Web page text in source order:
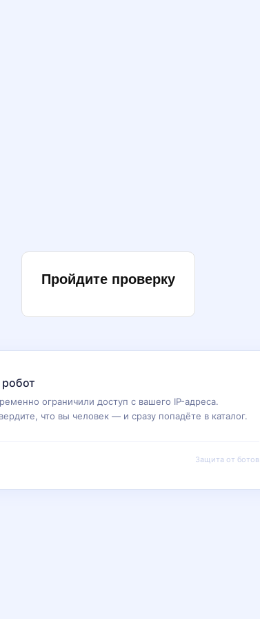
Пройдите проверку
ограничили доступ с вашего IP-адреса.
что вы человек — и сразу попадёте в каталог.
Защита от ботов